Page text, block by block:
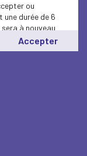
ou
une durée de 6
à nouveau
en
Accepter